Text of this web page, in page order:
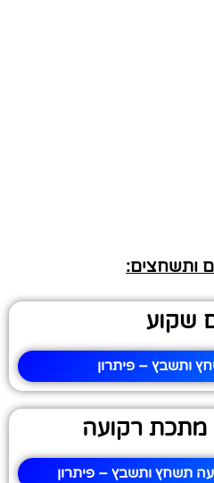
ותשחצים:
שקוע
ותשבץ – פיתרון
מתכת רקועה
תשחץ ותשבץ – פיתרון